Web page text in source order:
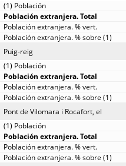
Puig-reig
Pont de Vilomara i Rocafort, el